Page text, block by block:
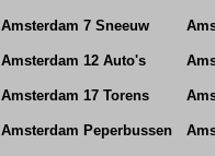
Amsterdam 7 Sneeuw
Amsterdam 12 Auto's
Amsterdam 17 Torens
Amsterdam Peperbussen